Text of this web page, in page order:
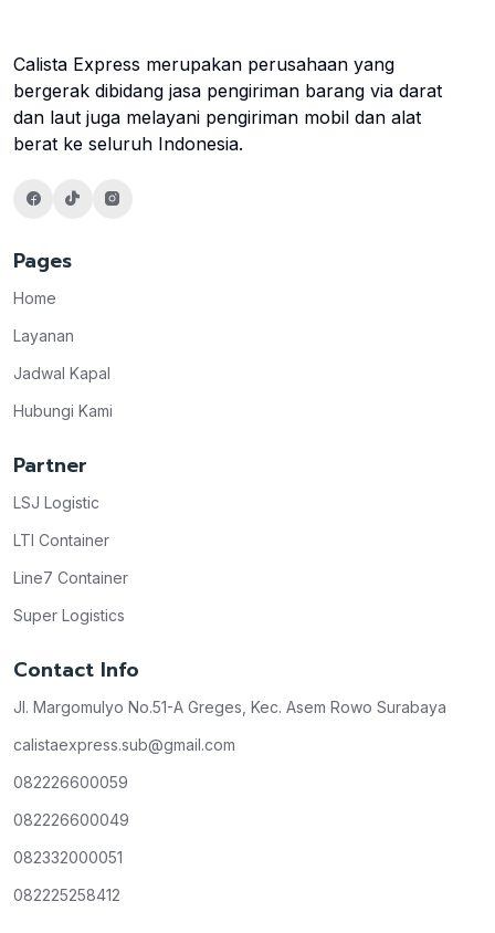
Calista Express merupakan perusahaan yang
bergerak dibidang jasa pengiriman barang via darat
dan laut juga melayani pengiriman mobil dan alat
berat ke seluruh Indonesia.
Pages
Home
Layanan
Jadwal Kapal
Hubungi Kami
Partner
LSJ Logistic
LTI Container
Line7 Container
Super Logistics
Contact Info
Jl. Margomulyo No.51-A Greges, Kec. Asem Rowo Surabaya
calistaexpress.sub@gmail.com
082226600059
082226600049
082332000051
082225258412